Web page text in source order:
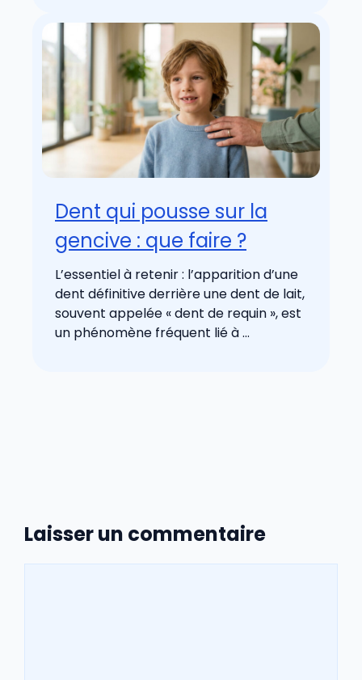
Dent qui pousse sur la
gencive : que faire ?
L’essentiel à retenir : l’apparition d’une
dent définitive derrière une dent de lait,
souvent appelée « dent de requin », est
un phénomène fréquent lié à ...
Laisser un commentaire